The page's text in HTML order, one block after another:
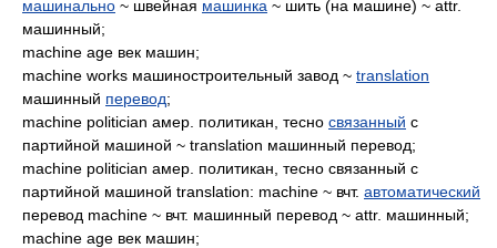
машинально ~ швейная машинка ~ шить (на машине) ~ attr.
машинный;
machine age век машин;
machine works машиностроительный завод ~ translation
машинный перевод;
machine politician амер. политикан, тесно связанный с
партийной машиной ~ translation машинный перевод;
machine politician амер. политикан, тесно связанный с
партийной машиной translation: machine ~ вчт. автоматический
перевод machine ~ вчт. машинный перевод ~ attr. машинный;
machine age век машин;